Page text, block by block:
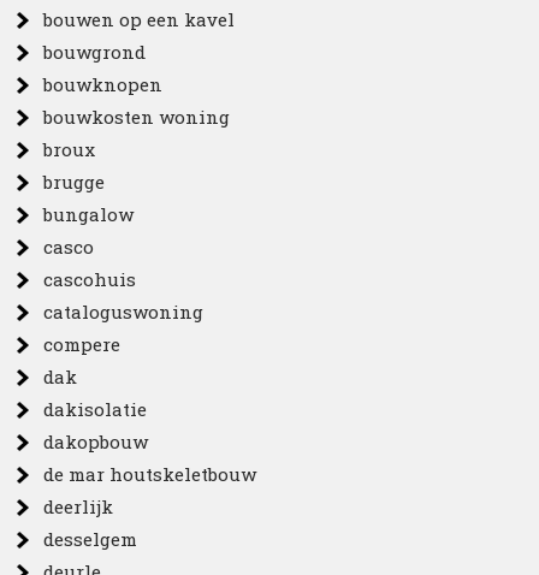
bouwen op een kavel
bouwgrond
bouwknopen
bouwkosten woning
broux
brugge
bungalow
casco
cascohuis
cataloguswoning
compere
dak
dakisolatie
dakopbouw
de mar houtskeletbouw
deerlijk
desselgem